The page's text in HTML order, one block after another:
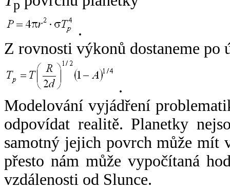
p
.
Z rovnosti výkonů dostaneme po
.
Modelování vyjádření
odpovídat realitě. Planetky
samotný jejich povrch může mít
přesto nám může vypočítaná
vzdálenosti od Slunce.